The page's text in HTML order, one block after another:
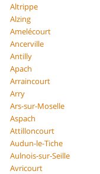
Altrippe
Alzing
Amelécourt
Ancerville
Antilly
Apach
Arraincourt
Arry
Ars-sur-Moselle
Aspach
Attilloncourt
Audun-le-Tiche
Aulnois-sur-Seille
Avricourt